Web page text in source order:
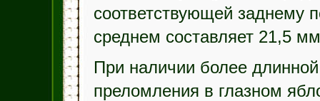
соответствующей заднему
среднем составляет 21,5
При наличии более
преломления в глазном